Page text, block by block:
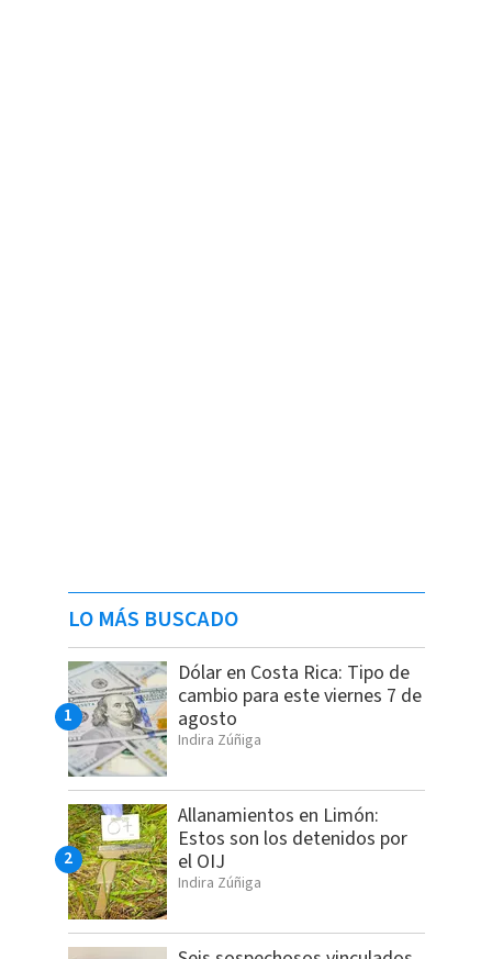
LO MÁS BUSCADO
Dólar en Costa Rica: Tipo de
cambio para este viernes 7 de
agosto
Indira Zúñiga
Allanamientos en Limón:
Estos son los detenidos por
el OIJ
Indira Zúñiga